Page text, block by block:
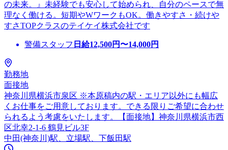
の未来。』未経験でも安心して始められ、自分のペースで無
理なく働ける。短期やWワークもOK。働きやすさ・続けや
すさTOPクラスのテイケイ株式会社です
警備スタッフ 日給12,500円〜14,000円
勤務地
面接地
神奈川県横浜市泉区 ※本原稿内の駅・エリア以外にも幅広
くお仕事をご用意しております。できる限りご希望に合わせ
られるよう考慮をいたします。【面接地】神奈川県横浜市西
区北幸2-1-6 鶴見ビル3F
中田(神奈川)駅、立場駅、下飯田駅